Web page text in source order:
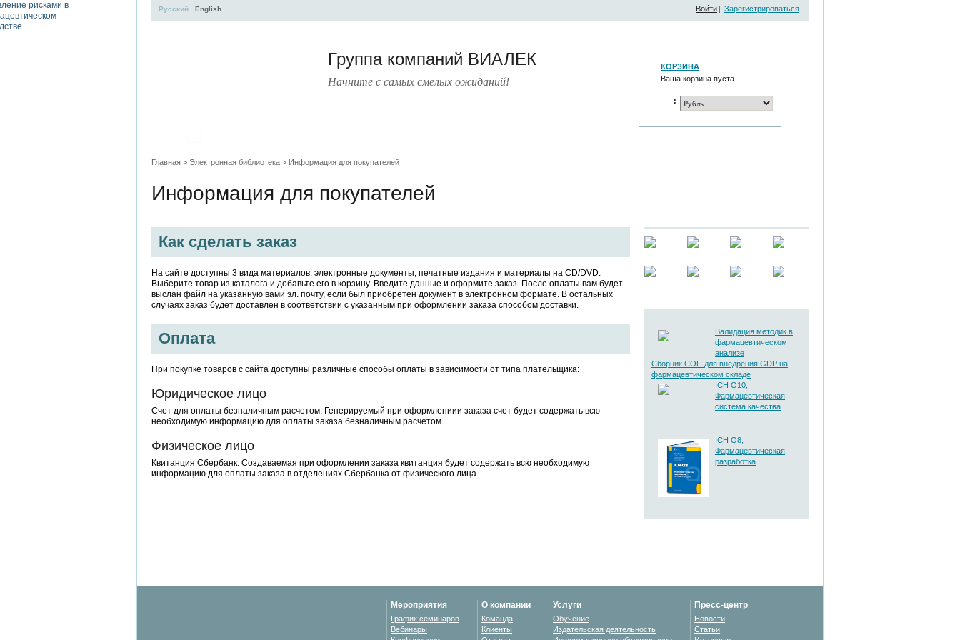
Группа компаний ВИАЛЕК
Начните с самых смелых ожиданий!
Русский English Войти | Зарегистрироваться
КОРЗИНА
Ваша корзина пуста
:
Главная > Электронная библиотека > Информация для покупателей
Информация для покупателей
Как сделать заказ
На сайте доступны 3 вида материалов: электронные документы, печатные издания и материалы на CD/DVD.
Выберите товар из каталога и добавьте его в корзину. Введите данные и оформите заказ. После оплаты вам будет
выслан файл на указанную вами эл. почту, если был приобретен документ в электронном формате. В остальных
случаях заказ будет доставлен в соответствии с указанным при оформлении заказа способом доставки.
Оплата
При покупке товаров с сайта доступны различные способы оплаты в зависимости от типа плательщика:
Юридическое лицо
Счет для оплаты безналичным расчетом. Генерируемый при оформлениии заказа счет будет содержать всю
необходимую информацию для оплаты заказа безналичным расчетом.
Физическое лицо
Квитанция Сбербанк. Создаваемая при оформлении заказа квитанция будет содержать всю необходимую
информацию для оплаты заказа в отделениях Сбербанка от физического лица.
Валидация методик в
фармацевтическом
анализе
Сборник СОП для внедрения GDP на
фармацевтическом складе
ICH Q10,
Фармацевтическая
система качества
ICH Q8,
Фармацевтическая
разработка
Мероприятия
График семинаров
Вебинары
О компании
Команда
Клиенты
Услуги
Обучение
Издательская деятельность
Пресс-центр
Новости
Статьи